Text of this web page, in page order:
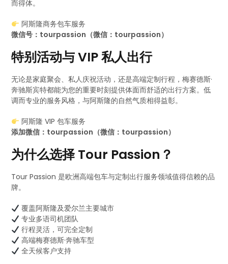
而得体。
阿斯隆商务包车服务
微信号：tourpassion（微信：tourpassion）
特别活动与 VIP 私人出行
无论是家庭聚会、私人庆祝活动，还是高端定制行程，梅赛德斯·
奔驰斯宾特都能为您的重要时刻提供体面而舒适的出行方案。低
调而专业的服务风格，与阿斯隆的自然气质相得益彰。
阿斯隆 VIP 包车服务
添加微信：tourpassion（微信：tourpassion）
为什么选择 Tour Passion？
Tour Passion 是欧洲高端包车与定制出行服务领域值得信赖的品
牌。
覆盖阿斯隆及爱尔兰主要城市
专业多语司机团队
行程灵活，可完全定制
高端梅赛德斯·奔驰车型
全天候客户支持